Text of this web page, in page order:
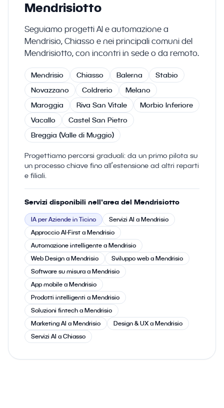
Mendrisiotto
Seguiamo progetti AI e automazione a
Mendrisio, Chiasso e nei principali comuni del
Mendrisiotto, con incontri in sede o da remoto.
Mendrisio Chiasso Balerna
Stabio
Novazzano
Coldrerio
Melano
Maroggia
Riva San Vitale
Morbio Inferiore
Vacallo
Castel San Pietro
Breggia (Valle di Muggio)
Progettiamo percorsi graduali: da un primo pilota su
un processo chiave fino all’estensione ad altri reparti
e filiali.
Servizi disponibili nell'area del Mendrisiotto
IA per Aziende in Ticino
Servizi AI a Mendrisio
Approccio AI-First a Mendrisio
Automazione intelligente a Mendrisio
Web Design a Mendrisio
Sviluppo web a Mendrisio
Software su misura a Mendrisio
App mobile a Mendrisio
Prodotti intelligenti a Mendrisio
Soluzioni fintech a Mendrisio
Marketing AI a Mendrisio
Design & UX a Mendrisio
Servizi AI a Chiasso